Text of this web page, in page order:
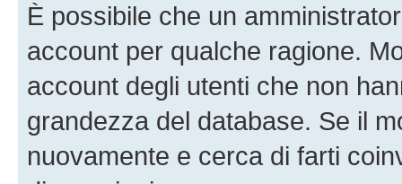
È possibile che un
account per qualche ragione.
account degli utenti che non
grandezza del database. Se il
nuovamente e cerca di farti